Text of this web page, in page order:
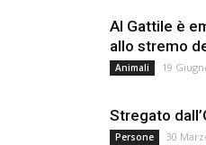
Al Gattile è
allo stremo
Animali 19
Stregato
Persone 30